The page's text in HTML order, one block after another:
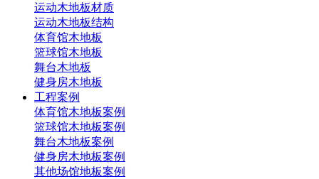
运动木地板材质
运动木地板结构
体育馆木地板
篮球馆木地板
舞台木地板
健身房木地板
工程案例
体育馆木地板案例
篮球馆木地板案例
舞台木地板案例
健身房木地板案例
其他场馆地板案例